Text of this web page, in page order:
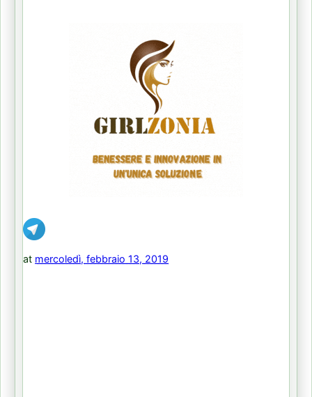
at mercoledì, febbraio 13, 2019